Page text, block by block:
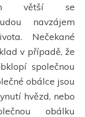
větší se
navzájem
Nečekané
v případě, že
společnou
obálce jsou
hvězd, nebo
obálku